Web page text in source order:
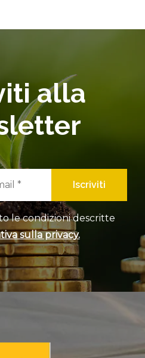
alla
Iscriviti
le condizioni descritte
sulla privacy.